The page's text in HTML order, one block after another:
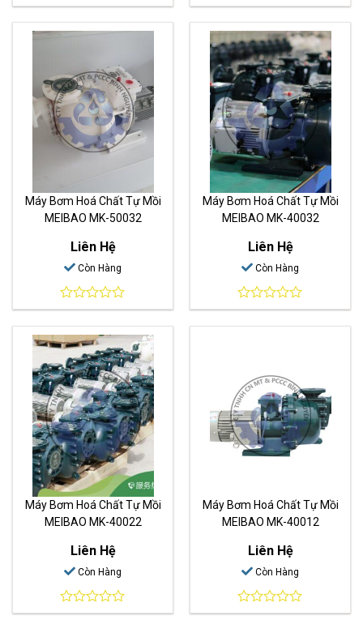
0
out
of
0
out
of
5
Máy Bơm Hoá Chất Tự Mồi
MEIBAO MK-50032
Liên Hệ
Còn Hàng
0
out
of
5
Máy Bơm Hoá Chất Tự Mồi
MEIBAO MK-40032
Liên Hệ
Còn Hàng
0
out
Máy Bơm Hoá Chất Tự Mồi
MEIBAO MK-40022
Liên Hệ
Còn Hàng
0
Máy Bơm Hoá Chất Tự Mồi
MEIBAO MK-40012
Liên Hệ
Còn Hàng
0